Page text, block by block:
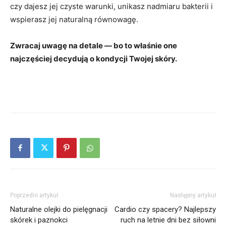
czy dajesz jej czyste warunki, unikasz nadmiaru bakterii i
wspierasz jej naturalną równowagę.
Zwracaj uwagę na detale — bo to właśnie one
najczęściej decydują o kondycji Twojej skóry.
Poprzedni artykuł
Naturalne olejki do pielęgnacji
skórek i paznokci
Następny artykuł
Cardio czy spacery? Najlepszy
ruch na letnie dni bez siłowni